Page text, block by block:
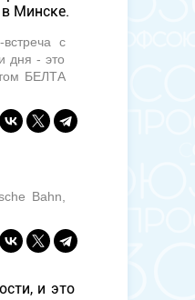
Минске.
с
дня - это
БЕЛТА
Bahn,
и это